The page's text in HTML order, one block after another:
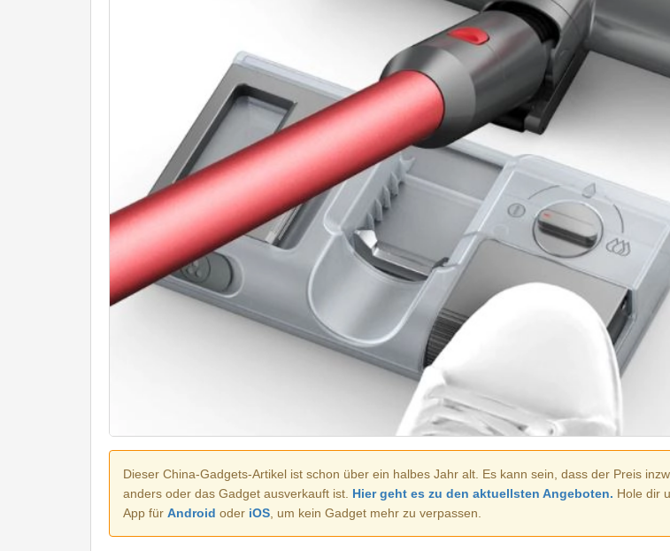
Dieser China-Gadgets-Artikel ist schon über ein halbes Jahr alt. Es kann sein, dass der Preis
anders oder das Gadget ausverkauft ist. Hier geht es zu den aktuellsten Angeboten. Hole dir
App für Android oder iOS , um kein Gadget mehr zu verpassen.